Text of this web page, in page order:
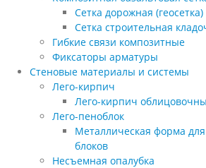
Сетка дорожная (геосетка)
Сетка строительная
Гибкие связи композитные
Фиксаторы арматуры
Стеновые материалы и системы
Лего-кирпич
Лего-кирпич
Лего-пеноблок
Металлическая форма
блоков
Несъемная опалубка